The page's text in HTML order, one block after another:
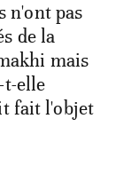
n'ont pas
de la
mais
t-elle
fait l'objet